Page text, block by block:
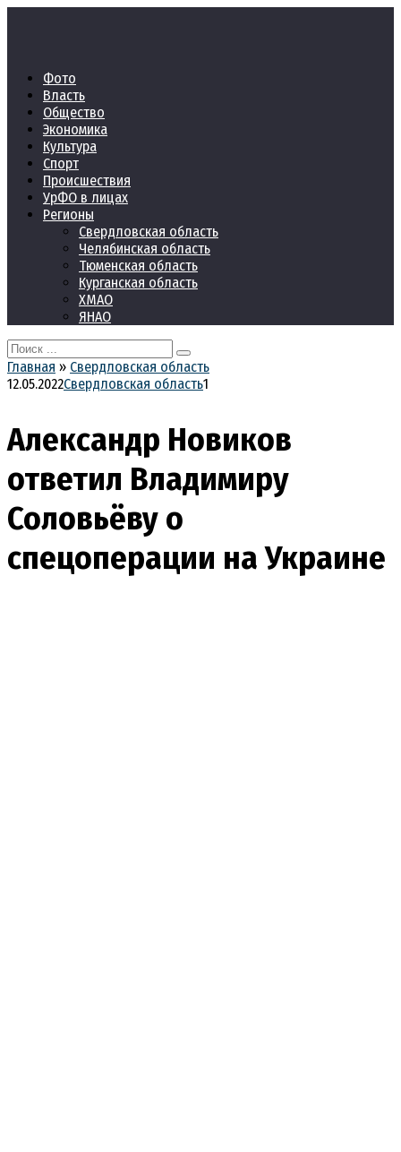
Фото
Власть
Общество
Экономика
Культура
Спорт
Происшествия
УрФО в лицах
Регионы
Свердловская область
Челябинская область
Тюменская область
Курганская область
ХМАО
ЯНАО
Search
for:
Главная » Свердловская область
12.05.2022Свердловская область1
Александр Новиков
ответил Владимиру
Соловьёву о
спецоперации на Украине